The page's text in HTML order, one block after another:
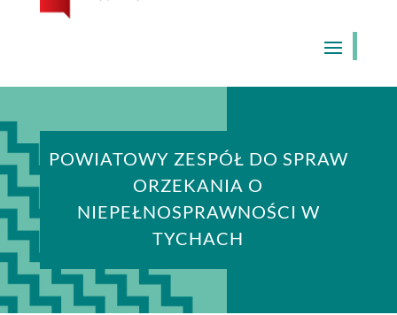
POWIATOWY ZESPÓŁ DO SPRAW
ORZEKANIA O
NIEPEŁNOSPRAWNOŚCI W
TYCHACH